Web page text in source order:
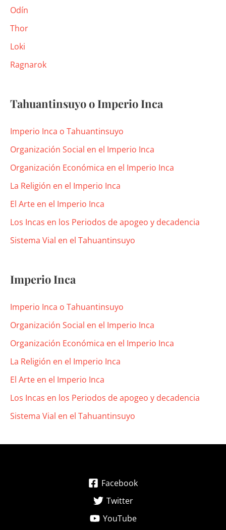
Odín
Thor
Loki
Ragnarok
Tahuantinsuyo o Imperio Inca
Imperio Inca o Tahuantinsuyo
Organización Social en el Imperio Inca
Organización Económica en el Imperio Inca
La Religión en el Imperio Inca
El Arte en el Imperio Inca
Los Incas en los Periodos de apogeo y decadencia
Sistema Vial en el Tahuantinsuyo
Imperio Inca
Imperio Inca o Tahuantinsuyo
Organización Social en el Imperio Inca
Organización Económica en el Imperio Inca
La Religión en el Imperio Inca
El Arte en el Imperio Inca
Los Incas en los Periodos de apogeo y decadencia
Sistema Vial en el Tahuantinsuyo
Facebook
Twitter
YouTube